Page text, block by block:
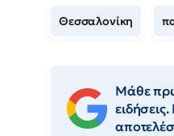
Θεσσαλονίκη
Μάθε